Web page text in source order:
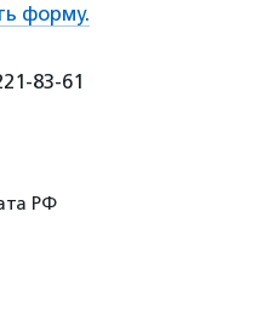
форму.
83-61
РФ